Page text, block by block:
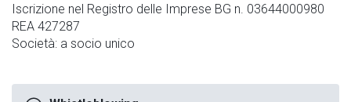
Iscrizione nel Registro delle Imprese BG n. 03644000980
REA 427287
Società: a socio unico